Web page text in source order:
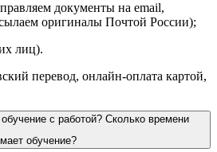
документы на email,
оригиналы Почтой России);
лиц).
перевод, онлайн‑оплата картой,
с работой? Сколько времени
обучение?